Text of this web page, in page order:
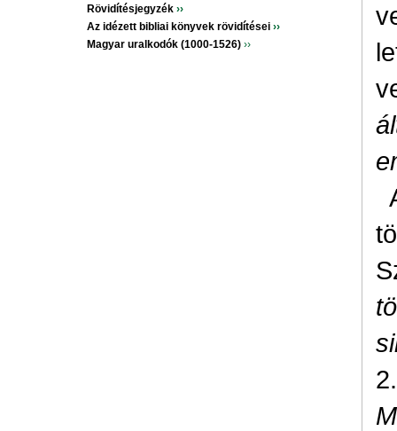
Rövidítésjegyzék ››
Az idézett bibliai könyvek rövidítései ››
Magyar uralkodók (1000-1526) ››